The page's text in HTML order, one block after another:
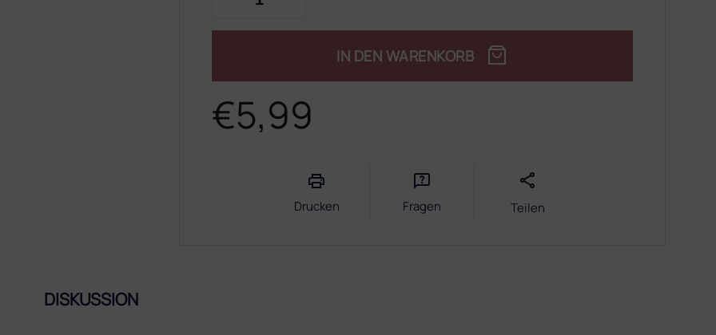
€5,99
IN DEN WARENKORB
Drucken Fragen Teilen
DISKUSSION